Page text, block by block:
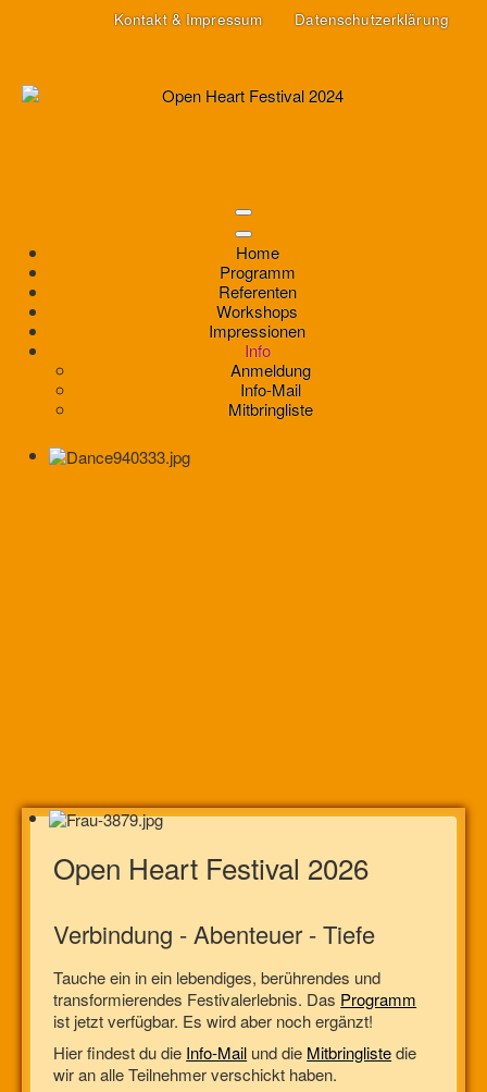
Kontakt & Impressum Datenschutzerklärung
Home
Programm
Referenten
Workshops
Impressionen
Info
Anmeldung
Info-Mail
Mitbringliste
Open Heart Festival 2026
Verbindung - Abenteuer - Tiefe
Tauche ein in ein lebendiges, berührendes und
transformierendes Festivalerlebnis. Das Programm
ist jetzt verfügbar. Es wird aber noch ergänzt!
Hier findest du die Info-Mail und die Mitbringlistedie
wir an alle Teilnehmer verschickt haben.